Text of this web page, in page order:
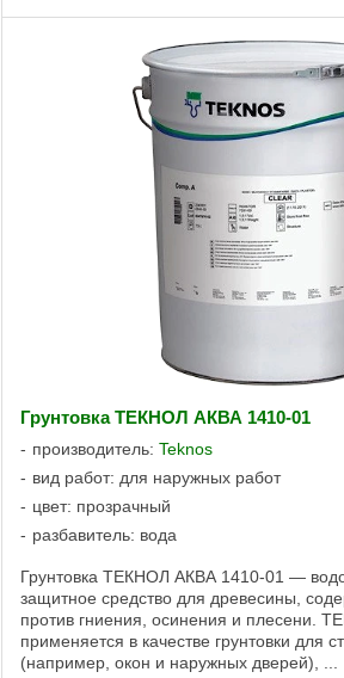
Грунтовка ТЕКНОЛ АКВА 1410-01
производитель: Teknos
вид работ: для наружных работ
цвет: прозрачный
разбавитель: вода
Грунтовка ТЕКНОЛ АКВА 1410-01 —
защитное средство для древесины,
против гниения, осинения и плесени.
применяется в качестве грунтовки для
(например, окон и наружных дверей), ...